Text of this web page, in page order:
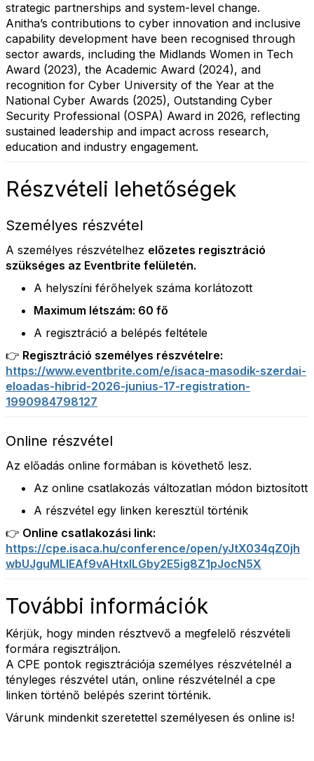
strategic partnerships and system-level change.
Anitha’s contributions to cyber innovation and inclusive
capability development have been recognised through
sector awards, including the Midlands Women in Tech
Award (2023), the Academic Award (2024), and
recognition for Cyber University of the Year at the
National Cyber Awards (2025), Outstanding Cyber
Security Professional (OSPA) Award in 2026, reflecting
sustained leadership and impact across research,
education and industry engagement.
Részvételi lehetőségek
Személyes részvétel
A személyes részvételhez előzetes regisztráció
szükséges az Eventbrite felületén.
A helyszíni férőhelyek száma korlátozott
Maximum létszám: 60 fő
A regisztráció a belépés feltétele
👉 Regisztráció személyes részvételre:
https://www.eventbrite.com/e/isaca-masodik-szerdai-
eloadas-hibrid-2026-junius-17-registration-
1990984798127
Online részvétel
Az előadás online formában is követhető lesz.
Az online csatlakozás változatlan módon biztosított
A részvétel egy linken keresztül történik
👉 Online csatlakozási link:
https://cpe.isaca.hu/conference/open/yJtX034qZ0jh
wbUJguMLIEAf9vAHtxILGby2E5ig8Z1pJocN5X
További információk
Kérjük, hogy minden résztvevő a megfelelő részvételi
formára regisztráljon.
A CPE pontok regisztrációja személyes részvételnél a
tényleges részvétel után, online részvételnél a cpe
linken történő belépés szerint történik.
Várunk mindenkit szeretettel személyesen és online is!